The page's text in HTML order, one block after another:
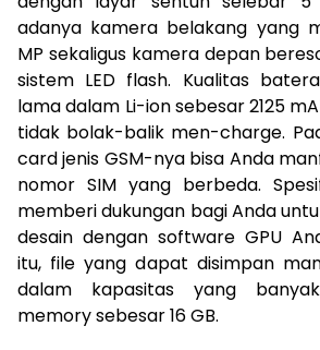
adanya kamera belakang yang
MP sekaligus kamera depan
sistem LED flash. Kualitas
lama dalam Li-ion sebesar 2125
tidak bolak-balik men-charge.
card jenis GSM-nya bisa Anda
nomor SIM yang berbeda.
memberi dukungan bagi Anda
desain dengan software GPU
itu, file yang dapat disimpan
dalam kapasitas yang
memory sebesar 16 GB.